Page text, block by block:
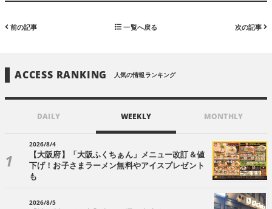
前の記事 一覧へ戻る 次の記事
ACCESS RANKING 人気の情報ランキング
DAILY WEEKLY MONTHLY
2026/8/4
【大阪府】「大阪ふくちぁん」メニュー改訂＆値
下げ！お子さまラーメン無料やアイスプレゼント
も
2026/8/5